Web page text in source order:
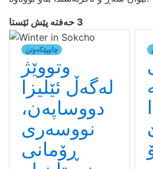
3 حەفتە پێش ئێستا
چاوپێکەوتن
وتووێژ
لەگەڵ ئێلیزا
دووساپەن،
نووسەری
ڕۆمانی